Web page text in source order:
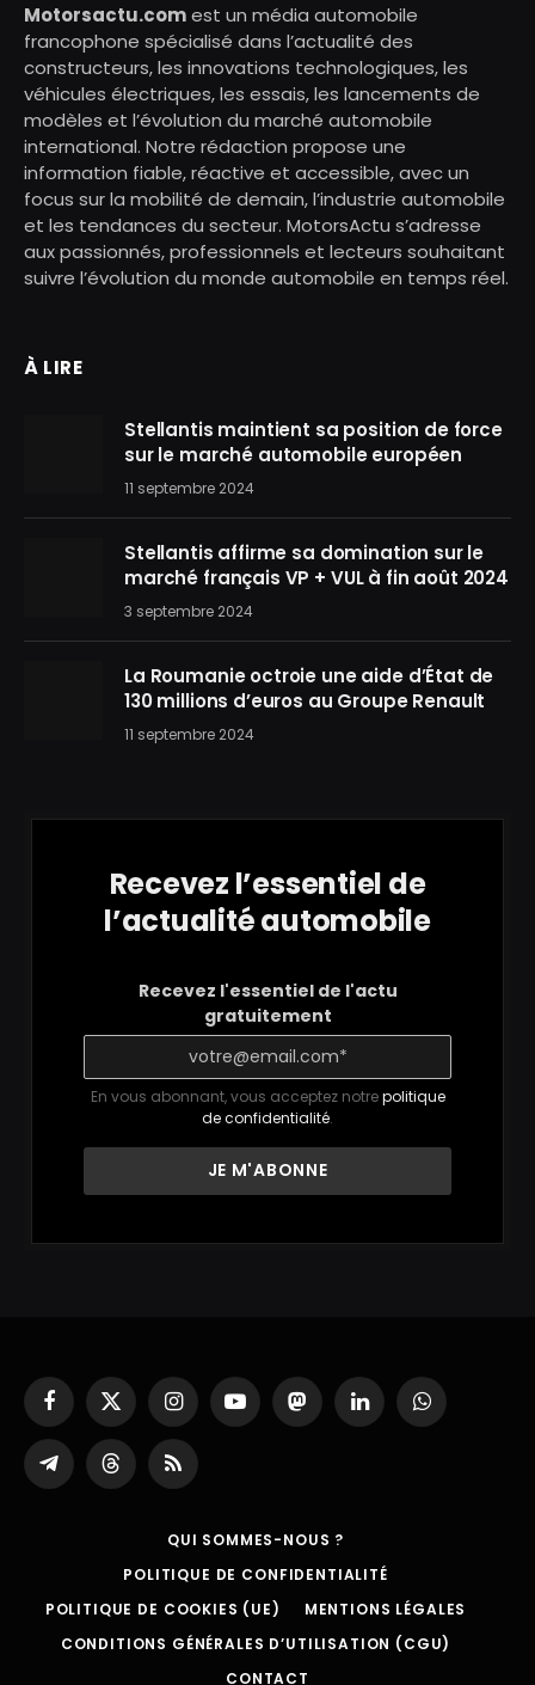
Motorsactu.comest un média automobile
francophone spécialisé dans l’actualité des
constructeurs, les innovations technologiques, les
véhicules électriques, les essais, les lancements de
modèles et l’évolution du marché automobile
international. Notre rédaction propose une
information fiable, réactive et accessible, avec un
focus sur la mobilité de demain, l’industrie automobile
et les tendances du secteur. MotorsActu s’adresse
aux passionnés, professionnels et lecteurs souhaitant
suivre l’évolution du monde automobile en temps réel.
À LIRE
Stellantis maintient sa position de force
sur le marché automobile européen
11 septembre 2024
Stellantis affirme sa domination sur le
marché français VP + VUL à fin août 2024
3 septembre 2024
La Roumanie octroie une aide d’État de
130 millions d’euros au Groupe Renault
11 septembre 2024
Recevez l’essentiel de
l’actualité automobile
Recevez l'essentiel de l'actu
gratuitement
En vous abonnant, vous acceptez notrepolitique
de confidentialité.
Facebook
X
(Twitter)
InstagramYouTubeMastodonLinkedInWhatsApp
Partager
sur
ThreadsRSS
QUI SOMMES-NOUS ?
POLITIQUE DE CONFIDENTIALITÉ
POLITIQUE DE COOKIES (UE)
MENTIONS LÉGALES
CONDITIONS GÉNÉRALES D’UTILISATION (CGU)
CONTACT